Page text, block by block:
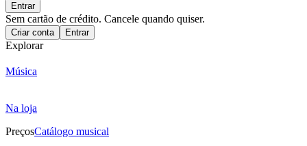
Entrar
Sem cartão de crédito. Cancele quando quiser.
Criar conta Entrar
Explorar
Música
Na loja
PreçosCatálogo musical